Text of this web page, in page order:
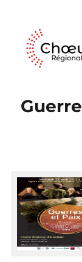
Affiche Concert